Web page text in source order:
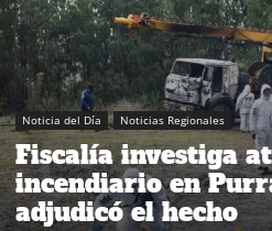
Noticia del Día Noticias Regionales
Fiscalía investiga
incendiario en
adjudicó el hecho